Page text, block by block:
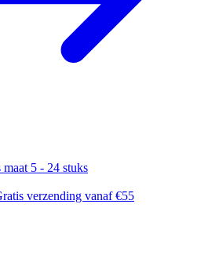
5 - 24 stuks
verzending vanaf €55